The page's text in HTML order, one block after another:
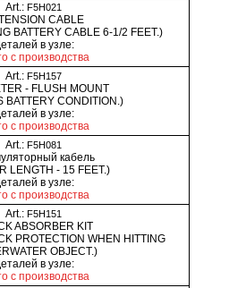
Art.: F5H021
CABLE
BATTERY CABLE 6-1/2 FEET.)
в узле:
с производства
Art.: F5H157
- FLUSH MOUNT
BATTERY CONDITION.)
в узле:
с производства
Art.: F5H081
кабель
LENGTH - 15 FEET.)
в узле:
с производства
Art.: F5H151
ABSORBER KIT
PROTECTION WHEN HITTING
OBJECT.)
в узле:
с производства